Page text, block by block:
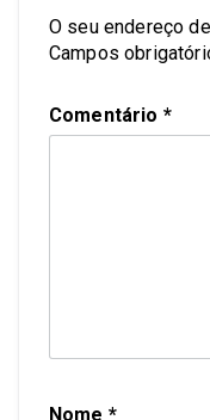
O seu endereço
Campos
Comentário *
Nome *